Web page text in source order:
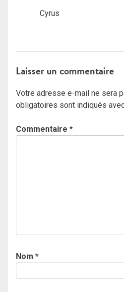
Cyrus
Laisser un commentaire
Votre adresse e-mail ne sera
obligatoires sont indiqués
Commentaire *
Nom *